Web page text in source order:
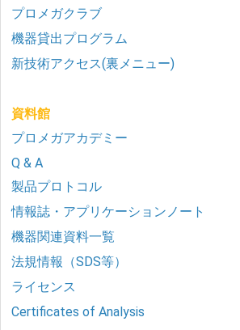
プロメガクラブ
機器貸出プログラム
新技術アクセス(裏メニュー)
資料館
プロメガアカデミー
Q & A
製品プロトコル
情報誌・アプリケーションノート
機器関連資料一覧
法規情報（SDS等）
ライセンス
Certificates of Analysis